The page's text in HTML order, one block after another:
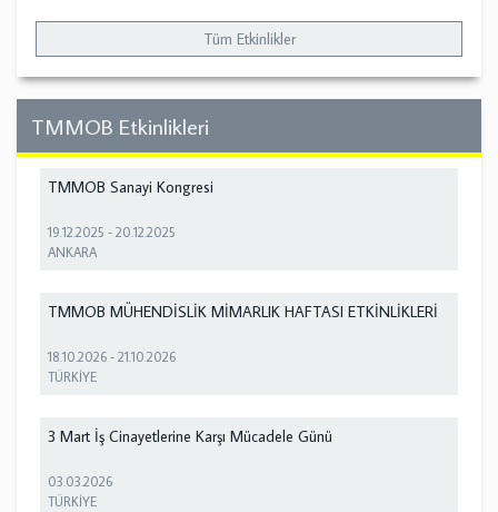
Tüm Etkinlikler
TMMOB Etkinlikleri
TMMOB Sanayi Kongresi
19.12.2025 -20.12.2025
ANKARA
TMMOB MÜHENDİSLİK MİMARLIK HAFTASI ETKİNLİKLERİ
18.10.2026 -21.10.2026
TÜRKİYE
3 Mart İş Cinayetlerine Karşı Mücadele Günü
03.03.2026
TÜRKİYE